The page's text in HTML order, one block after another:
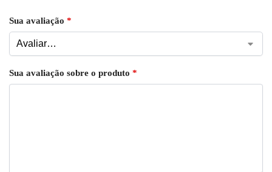
Sua avaliação *
Sua avaliação sobre o produto *